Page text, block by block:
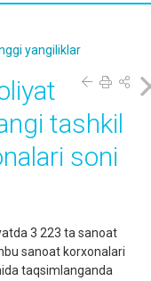
yangiliklar
tashkil
soni
3 223 ta sanoat
sanoat korxonalari
taqsimlanganda